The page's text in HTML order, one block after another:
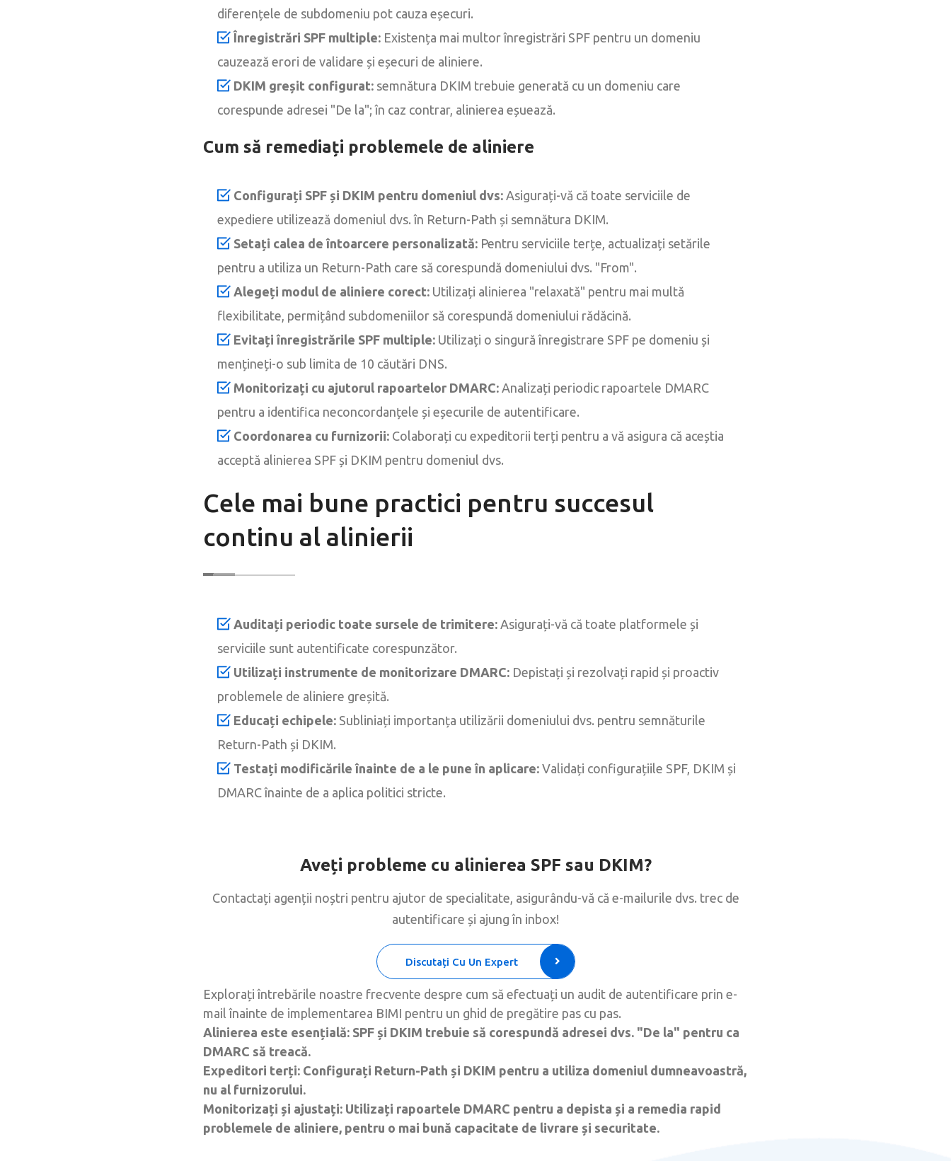
diferențele de subdomeniu pot cauza eșecuri.
Înregistrări SPF multiple: Existența mai multor înregistrări SPF pentru un domeniu
cauzează erori de validare și eșecuri de aliniere.
DKIM greșit configurat: semnătura DKIM trebuie generată cu un domeniu care
corespunde adresei "De la"; în caz contrar, alinierea eșuează.
Cum să remediați problemele de aliniere
Configurați SPF și DKIM pentru domeniul dvs: Asigurați-vă că toate serviciile de
expediere utilizează domeniul dvs. în Return-Path și semnătura DKIM.
Setați calea de întoarcere personalizată: Pentru serviciile terțe, actualizați setările
pentru a utiliza un Return-Path care să corespundă domeniului dvs. "From".
Alegeți modul de aliniere corect: Utilizați alinierea "relaxată" pentru mai multă
flexibilitate, permițând subdomeniilor să corespundă domeniului rădăcină.
Evitați înregistrările SPF multiple: Utilizați o singură înregistrare SPF pe domeniu și
mențineți-o sub limita de 10 căutări DNS.
Monitorizați cu ajutorul rapoartelor DMARC: Analizați periodic rapoartele DMARC
pentru a identifica neconcordanțele și eșecurile de autentificare.
Coordonarea cu furnizorii: Colaborați cu expeditorii terți pentru a vă asigura că aceștia
acceptă alinierea SPF și DKIM pentru domeniul dvs.
Cele mai bune practici pentru succesul
continu al alinierii
Auditați periodic toate sursele de trimitere: Asigurați-vă că toate platformele și
serviciile sunt autentificate corespunzător.
Utilizați instrumente de monitorizare DMARC: Depistați și rezolvați rapid și proactiv
problemele de aliniere greșită.
Educați echipele: Subliniați importanța utilizării domeniului dvs. pentru semnăturile
Return-Path și DKIM.
Testați modificările înainte de a le pune în aplicare: Validați configurațiile SPF, DKIM și
DMARC înainte de a aplica politici stricte.
Aveți probleme cu alinierea SPF sau DKIM?
Contactați agenții noștri pentru ajutor de specialitate, asigurându-vă că e-mailurile dvs. trec de
autentificare și ajung în inbox!
Discutați Cu Un Expert
Explorați întrebările noastre frecvente despre cum să efectuați un audit de autentificare prin e-
mail înainte de implementarea BIMI pentru un ghid de pregătire pas cu pas.
Alinierea este esențială: SPF și DKIM trebuie să corespundă adresei dvs. "De la" pentru ca
DMARC să treacă.
Expeditori terți: Configurați Return-Path și DKIM pentru a utiliza domeniul dumneavoastră,
nu al furnizorului.
Monitorizați și ajustați: Utilizați rapoartele DMARC pentru a depista și a remedia rapid
problemele de aliniere, pentru o mai bună capacitate de livrare și securitate.